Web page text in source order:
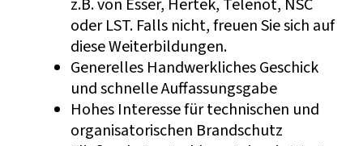
z.B. von Esser, Hertek, Telenot, NSC
oder LST. Falls nicht, freuen Sie sich auf
diese Weiterbildungen.
Generelles Handwerkliches Geschick
und schnelle Auffassungsgabe
Hohes Interesse für technischen und
organisatorischen Brandschutz